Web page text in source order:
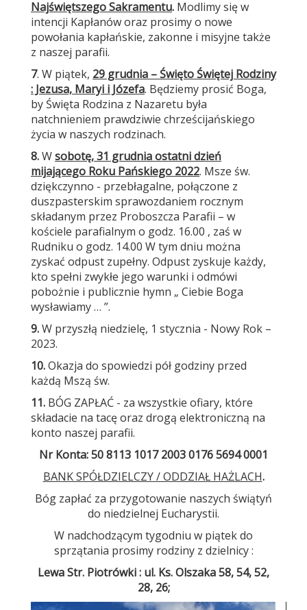
Najświętszego Sakramentu. Modlimy się w
intencji Kapłanów oraz prosimy o nowe
powołania kapłańskie, zakonne i misyjne także
z naszej parafii.
7. W piątek, 29 grudnia – Święto Świętej Rodziny
: Jezusa, Maryi i Józefa. Będziemy prosić Boga,
by Święta Rodzina z Nazaretu była
natchnieniem prawdziwie chrześcijańskiego
życia w naszych rodzinach.
8.Wsobotę, 31 grudnia ostatni dzień
mijającego Roku Pańskiego 2022. Msze św.
dziękczynno - przebłagalne, połączone z
duszpasterskim sprawozdaniem rocznym
składanym przez Proboszcza Parafii – w
kościele parafialnym o godz. 16.00 , zaś w
Rudniku o godz. 14.00 W tym dniu można
zyskać odpust zupełny. Odpust zyskuje każdy,
kto spełni zwykłe jego warunki i odmówi
pobożnie i publicznie hymn „ Ciebie Boga
wysławiamy … ”.
9.W przyszłą niedzielę, 1 stycznia - Nowy Rok –
2023.
10.Okazja do spowiedzi pół godziny przed
każdą Mszą św.
11. BÓG ZAPŁAĆ - za wszystkie ofiary, które
składacie na tacę oraz drogą elektroniczną na
konto naszej parafii.
Nr Konta:50 8113 1017 2003 0176 5694 0001
BANK SPÓŁDZIELCZY / ODDZIAŁ HAŻLACH.
Bóg zapłać za przygotowanie naszych świątyń
do niedzielnej Eucharystii.
W nadchodzącym tygodniu w piątek do
sprzątania prosimy rodziny z dzielnicy :
Lewa Str. Piotrówki : ul. Ks. Olszaka 58, 54, 52,
28, 26;